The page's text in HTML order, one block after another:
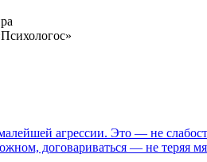
агрессии. Это — не
договариваться — не теряя